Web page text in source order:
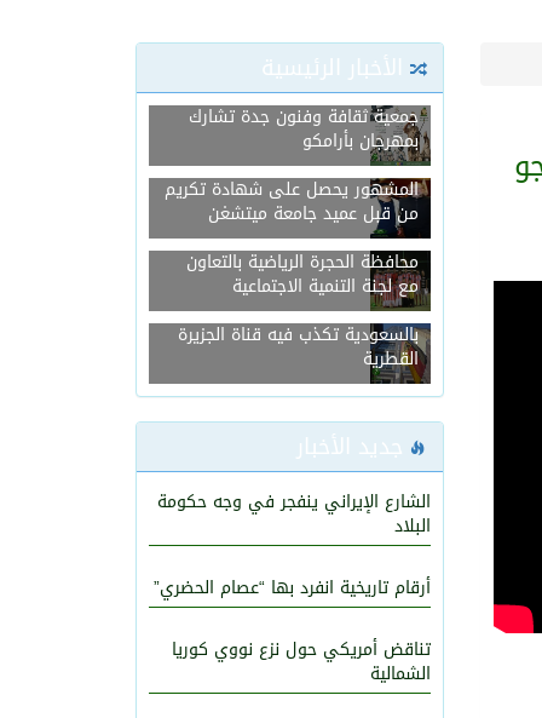
1001 0
الأخبار الرئيسية
جمعية ثقافة وفنون جدة تشارك
بمهرجان بأرامكو
المشهور يحصل على شهادة تكريم
من قبل عميد جامعة ميتشغن
انطلاق بطولة مجلس شباب
محافظة الحجرة الرياضية بالتعاون
مع لجنة التنمية الاجتماعية
بيان عاجل من السفارة الألمانية
بالسعودية تكذب فيه قناة الجزيرة
القطرية
جديد الأخبار
الشارع الإيراني ينفجر في وجه حكومة
البلاد
أرقام تاريخية انفرد بها “عصام الحضري”
تناقض أمريكي حول نزع نووي كوريا
الشمالية